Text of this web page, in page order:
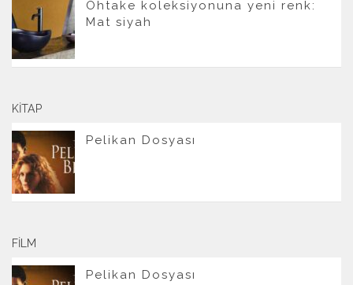
Ohtake koleksiyonuna yeni renk:
Mat siyah
KITAP
Pelikan Dosyası
FILM
Pelikan Dosyası